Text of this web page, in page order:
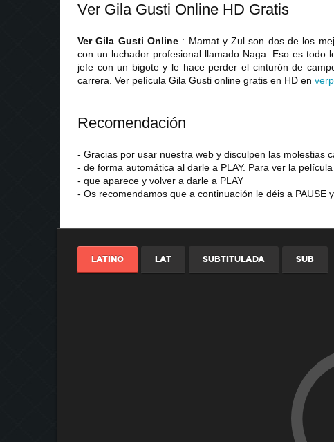
Ver Gila Gusti Online HD Gratis
Ver Gila Gusti Online : Mamat y Zul son dos de los
con un luchador profesional llamado Naga. Eso es
jefe con un bigote y le hace perder el cinturón de
carrera. Ver película Gila Gusti online gratis en HD en
Recomendación
- Gracias por usar nuestra web y disculpen las molestias
- de forma automática al darle a PLAY. Para ver la
- que aparece y volver a darle a PLAY
- Os recomendamos que a continuación le déis a
LATINO LAT SUBTITULADA SUB